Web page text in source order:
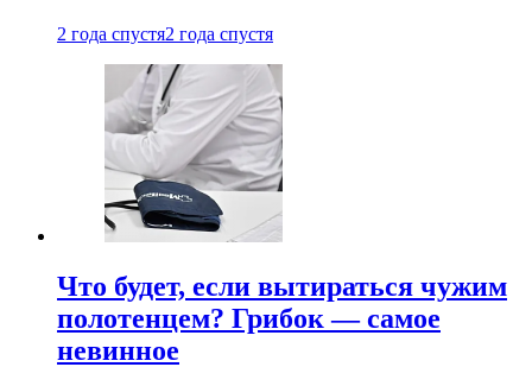
2 года спустя2 года спустя
Что будет, если вытираться чужим
полотенцем? Грибок — самое
невинное